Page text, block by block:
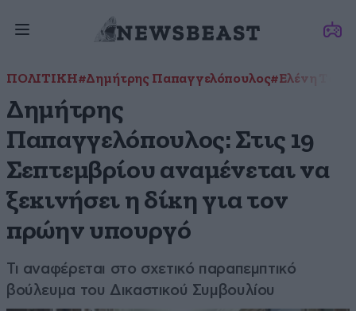
ΠΟΛΙΤΙΚΗ#Δημήτρης Παπαγγελόπουλος#Ελένη
Δημήτρης
Παπαγγελόπουλος: Στις 19
Σεπτεμβρίου αναμένεται να
ξεκινήσει η δίκη για τον
πρώην υπουργό
Τι αναφέρεται στο σχετικό παραπεμπτικό
βούλευμα του Δικαστικού Συμβουλίου